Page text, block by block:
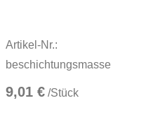
Artikel-Nr.:
beschichtungsmasse
9,01 € /Stück